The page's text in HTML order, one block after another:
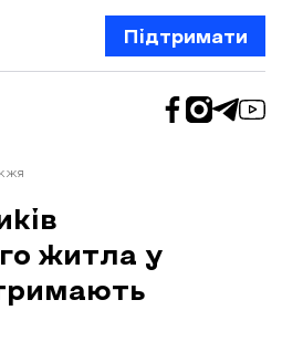
Підтримати
житла у